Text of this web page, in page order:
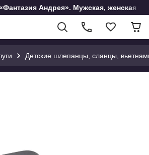
Андрея». Мужская, женская и
Детские шлепанцы, сланцы,